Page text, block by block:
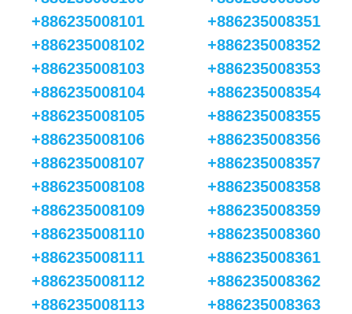
+886235008101
+886235008102
+886235008103
+886235008104
+886235008105
+886235008106
+886235008107
+886235008108
+886235008109
+886235008110
+886235008111
+886235008112
+886235008113
+886235008351
+886235008352
+886235008353
+886235008354
+886235008355
+886235008356
+886235008357
+886235008358
+886235008359
+886235008360
+886235008361
+886235008362
+886235008363